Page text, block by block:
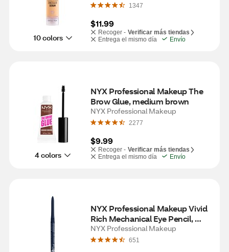
10 colors
1347
$11.99
Recoger - Verificar más tiendas
Entrega el mismo día
Envío
4 colors
NYX Professional Makeup The
Brow Glue, medium brown
NYX Professional Makeup
2277
$9.99
Recoger - Verificar más tiendas
Entrega el mismo día
Envío
NYX Professional Makeup Vivid
Rich Mechanical Eye Pencil,
Sapphire Bling .01 oz
NYX Professional Makeup
651